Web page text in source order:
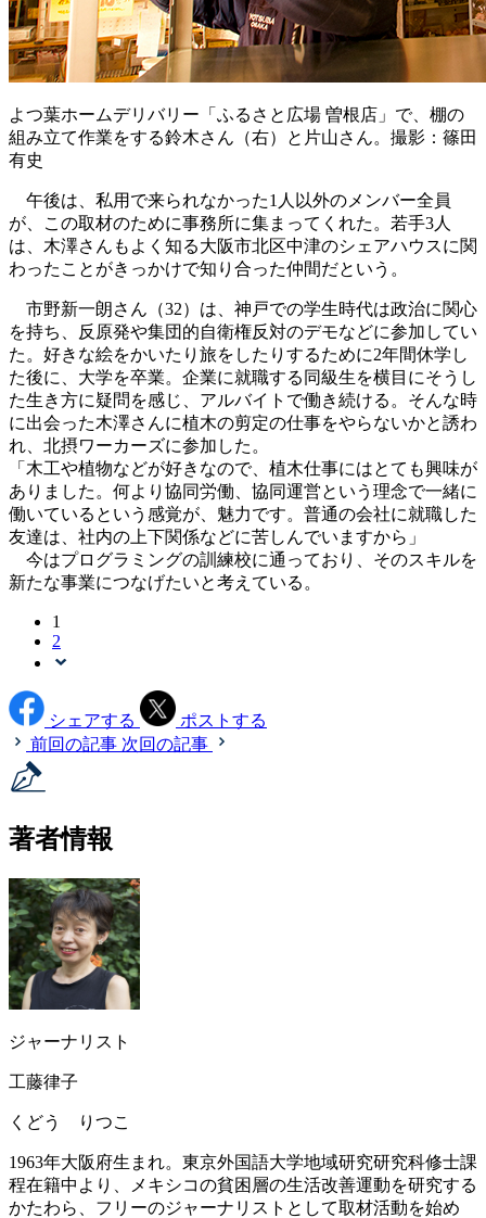
よつ葉ホームデリバリー「ふるさと広場 曽根店」で、棚の
組み立て作業をする鈴木さん（右）と片山さん。撮影：篠田
有史
午後は、私用で来られなかった1人以外のメンバー全員
が、この取材のために事務所に集まってくれた。若手3人
は、木澤さんもよく知る大阪市北区中津のシェアハウスに関
わったことがきっかけで知り合った仲間だという。
市野新一朗さん（32）は、神戸での学生時代は政治に関心
を持ち、反原発や集団的自衛権反対のデモなどに参加してい
た。好きな絵をかいたり旅をしたりするために2年間休学し
た後に、大学を卒業。企業に就職する同級生を横目にそうし
た生き方に疑問を感じ、アルバイトで働き続ける。そんな時
に出会った木澤さんに植木の剪定の仕事をやらないかと誘わ
れ、北摂ワーカーズに参加した。
「木工や植物などが好きなので、植木仕事にはとても興味が
ありました。何より協同労働、協同運営という理念で一緒に
働いているという感覚が、魅力です。普通の会社に就職した
友達は、社内の上下関係などに苦しんでいますから」
今はプログラミングの訓練校に通っており、そのスキルを
新たな事業につなげたいと考えている。
1
2
シェアする
ポストする
前回の記事 次回の記事
著者情報
ジャーナリスト
工藤律子
くどう りつこ
1963年大阪府生まれ。東京外国語大学地域研究研究科修士課
程在籍中より、メキシコの貧困層の生活改善運動を研究する
かたわら、フリーのジャーナリストとして取材活動を始め